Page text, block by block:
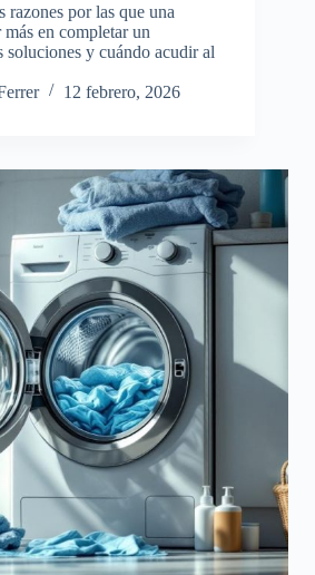
razones por las que una
en completar un
soluciones y cuándo acudir al
12 febrero, 2026